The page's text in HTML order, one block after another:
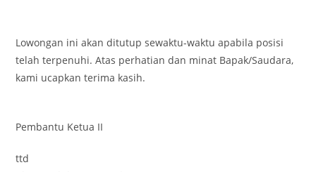
Lowongan ini akan ditutup sewaktu-waktu apabila posisi
telah terpenuhi. Atas perhatian dan minat Bapak/Saudara,
kami ucapkan terima kasih.
Pembantu Ketua II
ttd